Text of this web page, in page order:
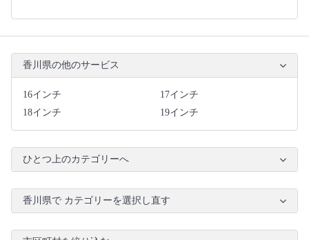
香川県の他のサービス
16インチ
17インチ
18インチ
19インチ
ひとつ上のカテゴリーへ
香川県で カテゴリーを選択し直す